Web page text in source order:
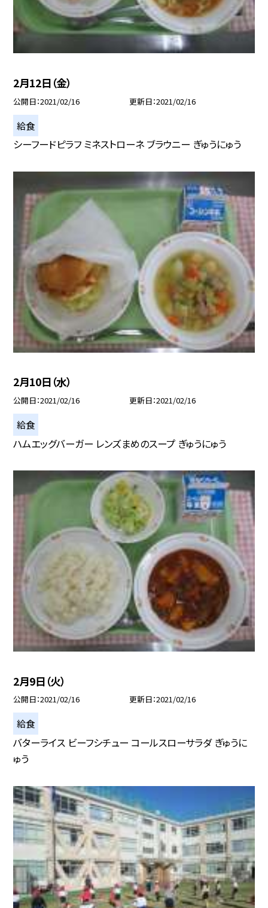
2月12日（金）
公開日 2021/02/16 更新日 2021/02/16
給食
シーフードピラフ ミネストローネ ブラウニー ぎゅうにゅう
2月10日（水）
公開日 2021/02/16 更新日 2021/02/16
給食
ハムエッグバーガー レンズまめのスープ ぎゅうにゅう
2月9日（火）
公開日 2021/02/16 更新日 2021/02/16
給食
バターライス ビーフシチュー コールスローサラダ ぎゅうに
ゅう